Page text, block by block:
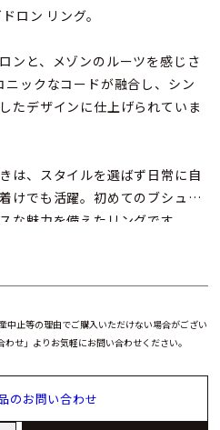
ロン リング。
ンと、メゾンのルーツを感じさ
ックなコードが融合し、シン
たデザインに仕上げられていま
は、スタイルを選ばず日常に自
けでも活躍。初めてのブシュロ
な魅力を備えたリングです。
止等の理由でご購入いただけない場合がござい
せ」よりお気軽にお問い合わせください。
のお問い合わせ